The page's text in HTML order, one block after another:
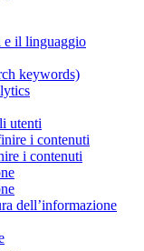
e il linguaggio
keywords)
utenti
i contenuti
i contenuti
dell’informazione